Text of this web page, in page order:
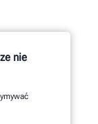
nie